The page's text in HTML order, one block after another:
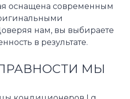
оснащена современным
нам, вы выбираете
в результате.
МЫ